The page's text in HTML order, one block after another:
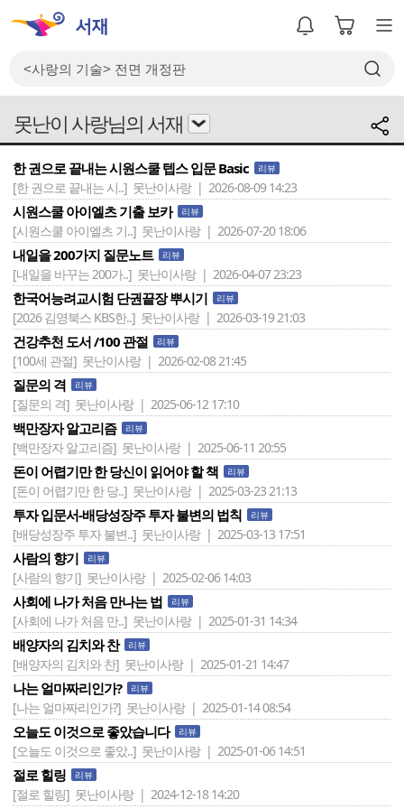
못난이 사랑님의 서재
한 권으로 끝내는 시원스쿨 텝스 입문 Basic 리뷰
[한 권으로 끝내는 시..] 못난이사랑 | 2026-08-09 14:23
시원스쿨 아이엘츠 기출 보카 리뷰
[시원스쿨 아이엘츠 기..] 못난이사랑 | 2026-07-20 18:06
내일을 200가지 질문노트 리뷰
[내일을 바꾸는 200가..] 못난이사랑 | 2026-04-07 23:23
한국어능려교시험 단권끝장 뿌시기 리뷰
[2026 김영북스 KBS한..] 못난이사랑 | 2026-03-19 21:03
건강추천 도서 /100 관절 리뷰
[100세 관절] 못난이사랑 | 2026-02-08 21:45
질문의 격 리뷰
[질문의 격] 못난이사랑 | 2025-06-12 17:10
백만장자 알고리즘 리뷰
[백만장자 알고리즘] 못난이사랑 | 2025-06-11 20:55
돈이 어렵기만 한 당신이 읽어야 할 책 리뷰
[돈이 어렵기만 한 당..] 못난이사랑 | 2025-03-23 21:13
투자 입문서-배당성장주 투자 불변의 법칙 리뷰
[배당성장주 투자 불변..] 못난이사랑 | 2025-03-13 17:51
사람의 향기 리뷰
[사람의 향기] 못난이사랑 | 2025-02-06 14:03
사회에 나가 처음 만나는 법 리뷰
[사회에 나가 처음 만..] 못난이사랑 | 2025-01-31 14:34
배양자의 김치와 찬 리뷰
[배양자의 김치와 찬] 못난이사랑 | 2025-01-21 14:47
나는 얼마짜리인가? 리뷰
[나는 얼마짜리인가?] 못난이사랑 | 2025-01-14 08:54
오늘도 이것으로 좋았습니다 리뷰
[오늘도 이것으로 좋았..] 못난이사랑 | 2025-01-06 14:51
절로 힐링 리뷰
[절로 힐링] 못난이사랑 | 2024-12-18 14:20